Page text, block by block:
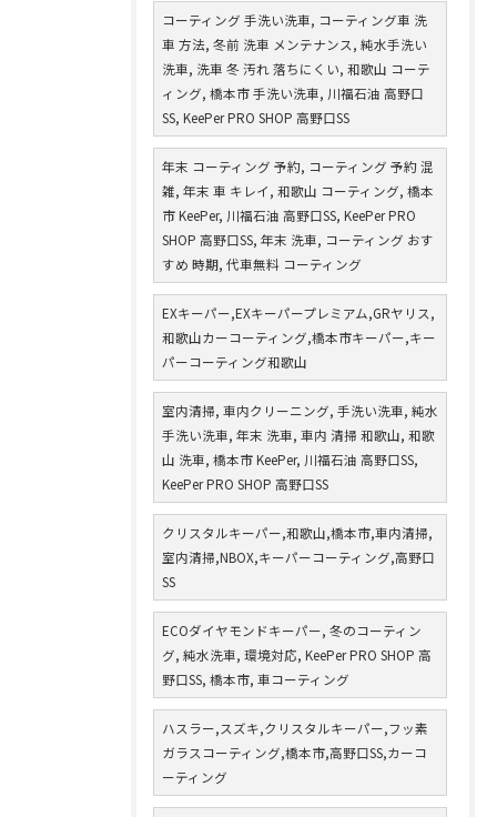
コーティング 手洗い洗車, コーティング車 洗
車 方法, 冬前 洗車 メンテナンス, 純水手洗い
洗車, 洗車 冬 汚れ 落ちにくい, 和歌山 コーテ
ィング, 橋本市 手洗い洗車, 川福石油 高野口
SS, KeePer PRO SHOP 高野口SS
年末 コーティング 予約, コーティング 予約 混
雑, 年末 車 キレイ, 和歌山 コーティング, 橋本
市 KeePer, 川福石油 高野口SS, KeePer PRO
SHOP 高野口SS, 年末 洗車, コーティング おす
すめ 時期, 代車無料 コーティング
EXキーパー,EXキーパープレミアム,GRヤリス,
和歌山カーコーティング,橋本市キーパー,キー
パーコーティング和歌山
室内清掃, 車内クリーニング, 手洗い洗車, 純水
手洗い洗車, 年末 洗車, 車内 清掃 和歌山, 和歌
山 洗車, 橋本市 KeePer, 川福石油 高野口SS,
KeePer PRO SHOP 高野口SS
クリスタルキーパー,和歌山,橋本市,車内清掃,
室内清掃,NBOX,キーパーコーティング,高野口
SS
ECOダイヤモンドキーパー, 冬のコーティン
グ, 純水洗車, 環境対応, KeePer PRO SHOP 高
野口SS, 橋本市, 車コーティング
ハスラー,スズキ,クリスタルキーパー,フッ素
ガラスコーティング,橋本市,高野口SS,カーコ
ーティング